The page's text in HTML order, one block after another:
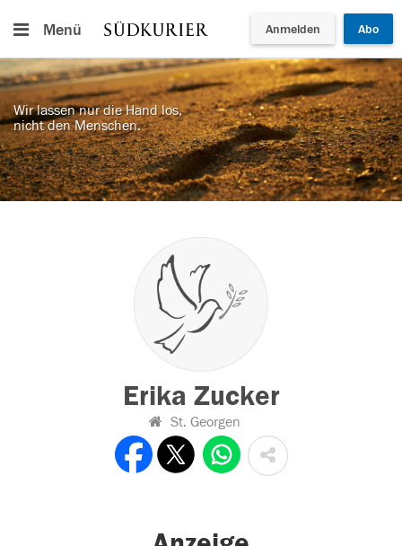
Menü Anmelden Abo
Wir lassen nur die Hand los,
nicht den Menschen.
Erika Zucker
St. Georgen